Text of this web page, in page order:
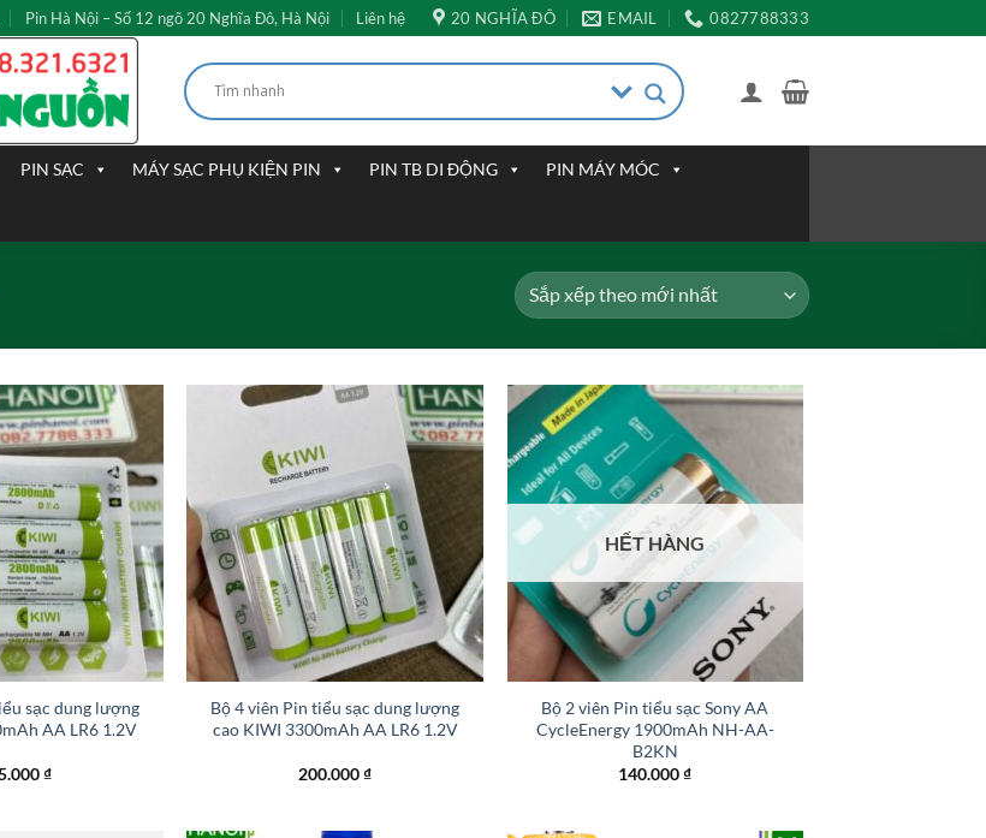
Pin Hà Nội – Số 12 ngõ 20 Nghĩa Đô, Hà Nội Liên hệ 20 NGHĨA ĐÔ EMAIL 0827788333
PIN SẠC MÁY SẠC PHỤ KIỆN PIN PIN TB DI ĐỘNG PIN MÁY MÓC
sạc dung lượng
AA LR6 1.2V
₫
Bộ 4 viên Pin tiểu sạc dung lượng
cao KIWI 3300mAh AA LR6 1.2V
200.000₫
HẾT HÀNG
Bộ 2 viên Pin tiểu sạc Sony AA
CycleEnergy 1900mAh NH-AA-
B2KN
140.000₫